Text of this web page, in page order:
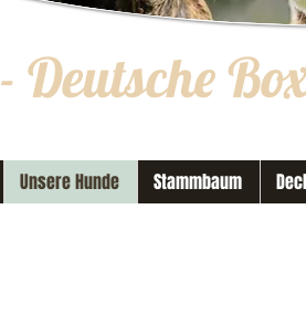
- Deutsche
Unsere Hunde Stammbaum